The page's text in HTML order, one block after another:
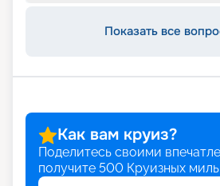
Показать все
Как вам круиз?
Поделитесь своими
получите 500 Круизных миль